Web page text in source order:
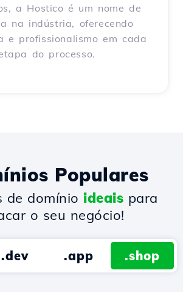
a Hostico é um nome de
na indústria, oferecendo
e profissionalismo em cada
do processo.
Populares
de domínio ideais para
o seu negócio!
.dev .app .shop